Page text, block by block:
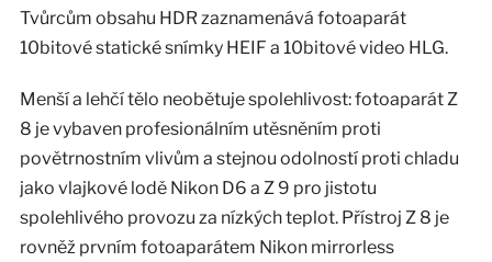
Tvůrcům obsahu HDR zaznamenává fotoaparát
10bitové statické snímky HEIF a 10bitové video HLG.
Menší a lehčí tělo neobětuje spolehlivost: fotoaparát Z
8 je vybaven profesionálním utěsněním proti
povětrnostním vlivům a stejnou odolností proti chladu
jako vlajkové lodě Nikon D6 a Z 9 pro jistotu
spolehlivého provozu za nízkých teplot. Přístroj Z 8 je
rovněž prvním fotoaparátem Nikon mirrorless